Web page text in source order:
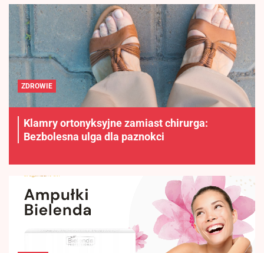
ZDROWIE
Klamry ortonyksyjne zamiast chirurga:
Bezbolesna ulga dla paznokci